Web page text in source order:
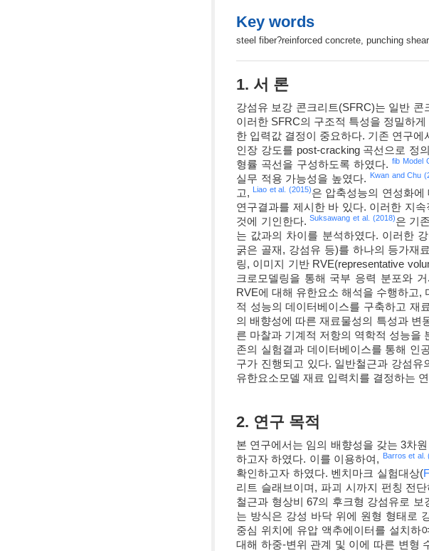
Key words
steel fiber?reinforced concrete, punching
1. 서 론
강섬유 보강 콘크리트(SFRC)는 일반
이러한 SFRC의 구조적 특성을 정밀하
한 입력값 결정이 중요하다. 기존 연구
인장 강도를 post-cracking 곡선으로 정
형률 곡선을 구성하도록 하였다. fib Model
실무 적용 가능성을 높였다. Kwan and Chu
고, Liao et al. (2015)은 압축성능의 연성화
연구결과를 제시한 바 있다. 이러한 지
것에 기인한다.Suksawang et al. (2018)은 기
는 값과의 차이를 분석하였다. 이러한
굵은 골재, 강섬유 등)를 하나의 등가재
링, 이미지 기반 RVE(representative
크로모델링을 통해 국부 응력 분포와
RVE에 대해 유한요소 해석을 수행하고,
적 성능의 데이터베이스를 구축하고 재
의 배향성에 따른 재료물성의 특성과 변
른 마찰과 기계적 저항의 역학적 성능을
존의 실험결과 데이터베이스를 통해 인
구가 진행되고 있다. 일반철근과 강섬
유한요소모델 재료 입력치를 결정하는
2. 연구 목적
본 연구에서는 임의 배향성을 갖는 3차
하고자 하였다. 이를 이용하여, Barros et al.
확인하고자 하였다. 벤치마크 실험대상(
리트 슬래브이며, 파괴 시까지 펀칭 전
철근과 형상비 67의 후크형 강섬유로
는 방식은 강성 바닥 위에 원형 형태로
중심 위치에 유압 액추에이터를 설치하
대해 하중-변위 관계 및 이에 따른 변형